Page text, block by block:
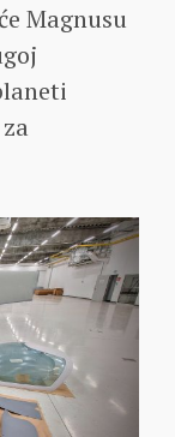
Magnusu